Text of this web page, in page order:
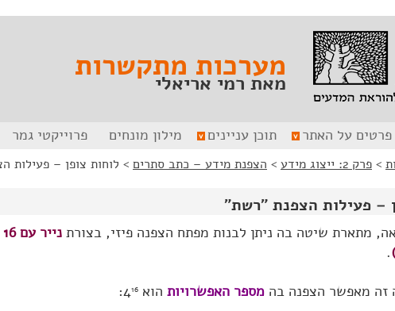
מערכות מתקשרות
מאת רמי אריאלי
פרטים על האתר תוכן עניינים מילון מונחים פרוייקטי גמר
> פרק 2: ייצוג מידע > הצפנת מידע – כתב סתרים > לוחות צופן – פעילות
– פעילות הצפנת "רשת"
מתארת שיטה בה ניתן לבנות מפתח הצפנה פיזי, בצורת
.
זה מאפשר הצפנה בה מספר האפשרויות הוא 4 16
: